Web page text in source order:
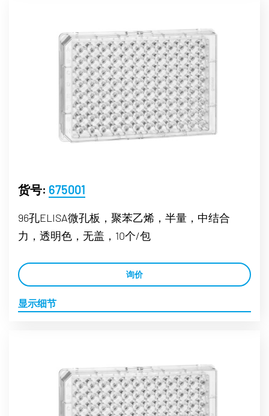
货号: 675001
96孔ELISA微孔板，聚苯乙烯，半量，中结合
力，透明色，无盖，10个/包
询价
显示细节